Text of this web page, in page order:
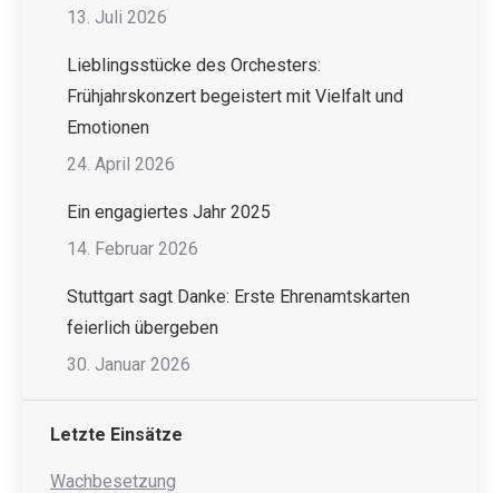
13. Juli 2026
Lieblingsstücke des Orchesters:
Frühjahrskonzert begeistert mit Vielfalt und
Emotionen
24. April 2026
Ein engagiertes Jahr 2025
14. Februar 2026
Stuttgart sagt Danke: Erste Ehrenamtskarten
feierlich übergeben
30. Januar 2026
Letzte Einsätze
Wachbesetzung